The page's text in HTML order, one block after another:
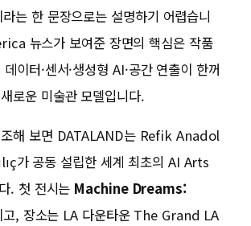
는 한 문장으로는 설명하기 어렵습니
뉴스가 보여준 장면의 핵심은 작품
이터·센서·생성형 AI·공간 연출이 한꺼
로운 미술관 모델입니다.
조해 보면 DATALAND는 Refik Anadol
가 공동 설립한 세계 최초의 AI Arts
. 첫 전시는 Machine Dreams:
고, 장소는 LA 다운타운 The Grand LA